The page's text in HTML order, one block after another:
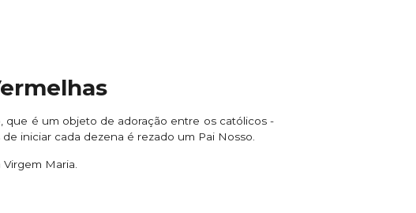
que é um objeto de adoração entre os católicos -
iniciar cada dezena é rezado um Pai Nosso.
Maria.